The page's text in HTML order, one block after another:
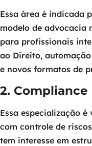
Essa área é indicada
modelo de advocacia
para profissionais
ao Direito,
e novos formatos de
2.
Essa especialização
com controle de
tem interesse em